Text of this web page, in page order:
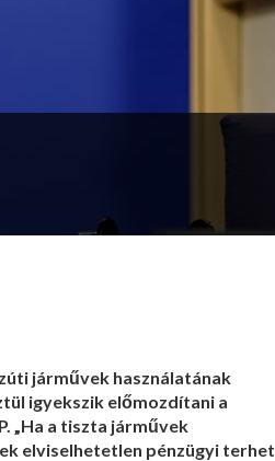
járművek használatának
igyekszik előmozdítani a
„Ha a tiszta járművek
elviselhetetlen pénzügyi terhet